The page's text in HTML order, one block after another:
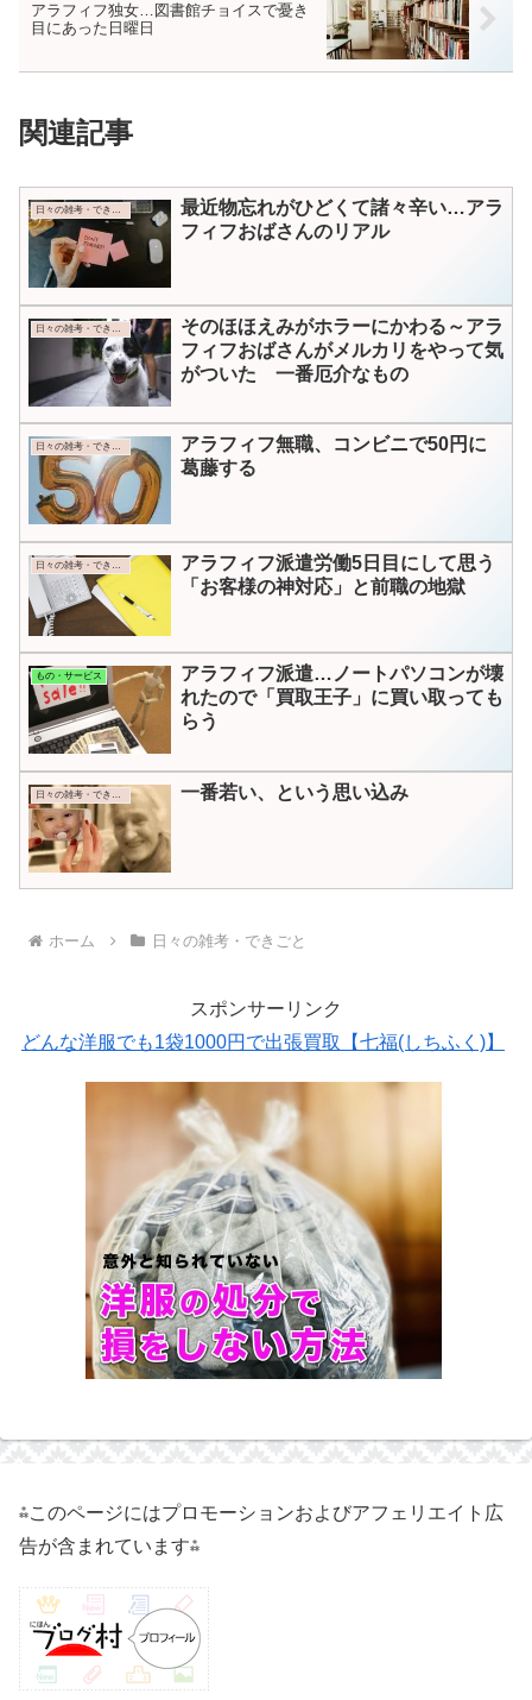
アラフィフ独女…図書館チョイスで憂き
目にあった日曜日
関連記事
日々の雑考・できごと
最近物忘れがひどくて諸々辛い…アラ
フィフおばさんのリアル
そのほほえみがホラーにかわる～アラ
フィフおばさんがメルカリをやって気
がついた 一番厄介なもの
日々の雑考・できごと
アラフィフ無職、コンビニで50円に
葛藤する
アラフィフ派遣労働5日目にして思う
「お客様の神対応」と前職の地獄
もの・サービス
アラフィフ派遣…ノートパソコンが壊
れたので「買取王子」に買い取っても
らう
一番若い、という思い込み
ホーム 日々の雑考・できごと
スポンサーリンク
どんな洋服でも1袋1000円で出張買取【七福(しちふく)】
⁂このページにはプロモーションおよびアフェリエイト広
告が含まれています⁂